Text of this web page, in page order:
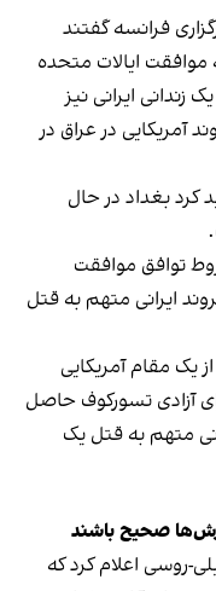
فرانسه گفتند
موافقت ایالات متحده
زندانی ایرانی نیز
آمریکایی در عراق در
کرد بغداد در حال
توافق موافقت
ایرانی متهم به قتل
مقام آمریکایی
آزادی تسورکوف حاصل
متهم به قتل یک
صحیح باشند
روسی اعلام کرد که